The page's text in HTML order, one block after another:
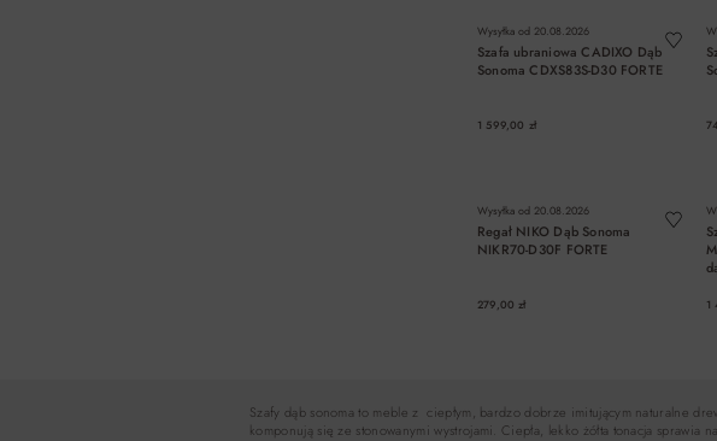
Wysyłka od 20.08.2026
Szafa ubraniowa CADIXO Dąb
Sonoma CDXS83S-D30 FORTE
1 599,00 zł
Wysyłka od 20.08.2026
Regał NIKO Dąb Sonoma
NIKR70-D30F FORTE
279,00 zł 1
Szafy dąb sonoma to meble z ciepłym, bardzo dobrze imitującym naturalne
komponują się ze stonowanymi wystrojami. Ciepła, lekko żółta tonacja sprawia